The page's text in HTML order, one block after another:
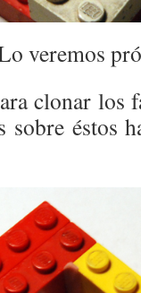
veremos
clonar los
sobre éstos